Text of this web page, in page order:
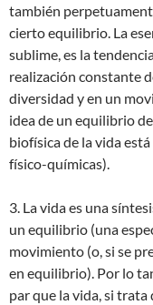
también
cierto equilibrio. La
sublime, es la
realización constante
diversidad y en un
idea de un equilibrio
biofísica de la vida
físico-químicas).
3. La vida es una
un equilibrio (una
movimiento (o, si se
en equilibrio). Por lo
par que la vida, si trata